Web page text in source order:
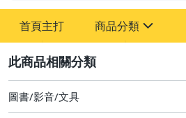
首頁主打 商品分類
圖書/影音/文具
偶像、球員卡與郵幣
圖書/影音/文具